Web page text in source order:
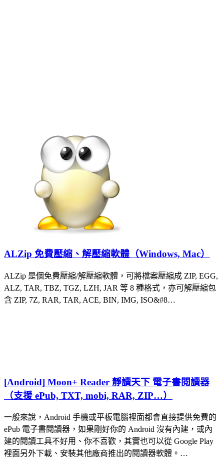
ALZip 免費壓縮、解壓縮軟體（Windows, Mac）
ALZip 是個免費壓縮/解壓縮軟體，可將檔案壓縮成 ZIP, EGG,
ALZ, TAR, TBZ, TGZ, LZH, JAR 等 8 種格式，亦可解壓縮包
含 ZIP, 7Z, RAR, TAR, ACE, BIN, IMG, ISO&#8…
[Android] Moon+ Reader 靜讀天下 電子書閱讀器
（支援 ePub, TXT, mobi, RAR, ZIP…）
一般來說，Android 手機或平板電腦裡面都會直接提供免費的
ePub 電子書閱讀器，如果剛好你的 Android 沒有內建，或內
建的閱讀工具不好用、你不喜歡，其實也可以從 Google Play
裡面另外下載、安裝其他廠商推出的閱讀器軟體。…